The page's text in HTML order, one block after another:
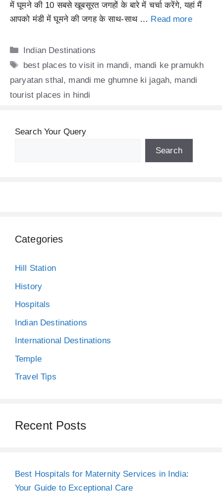
में घूमने की 10 सबसे खूबसूरत जगहों के बारे में चर्चा करेंगे, यहां मैं
आपको मंडी में घूमने की जगह के साथ-साथ … Read more
Categories
Indian Destinations
Tags
best places to visit in mandi, mandi ke pramukh
paryatan sthal, mandi me ghumne ki jagah, mandi
tourist places in hindi
Search Your Query
Search
Categories
Hill Station
History
Hospitals
Indian Destinations
International Destinations
Temple
Travel Tips
Recent Posts
Best Hospitals for Maternity Services in India:
Your Guide to Exceptional Care